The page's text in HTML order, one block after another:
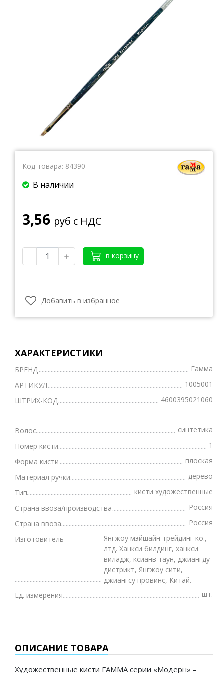
Ватманы, калька, бумага миллиметровая, форматки
Бумага для художественных и дизайнерских работ
Грамоты, дипломы, благодарности
Канцелярские книги, книги учета
Бумага писчая, газетная, копирка
Бумага в рулоне и стопе
Бланки
Код товара: 84390
В наличии
3,56 руб с НДС
- + в корзину
Добавить в избранное
ХАРАКТЕРИСТИКИ
БРЕНД
Гамма
АРТИКУЛ
1005001
ШТРИХ-КОД
4600395021060
Волос
синтетика
Номер кисти
1
Форма кисти
плоская
Материал ручки
дерево
Тип
кисти художественные
Страна ввоза/производства
Россия
Страна ввоза
Россия
Изготовитель
Янгжоу мэйшайн трейдинг ко.,
лтд. Ханкси билдинг, ханкси
виладж, ксианв таун, джиангду
дистрикт, Янгжоу сити,
джиангсу провинс, Китай.
Ед. измерения
шт.
ОПИСАНИЕ ТОВАРА
Художественные кисти ГАММА серии «Модерн» –